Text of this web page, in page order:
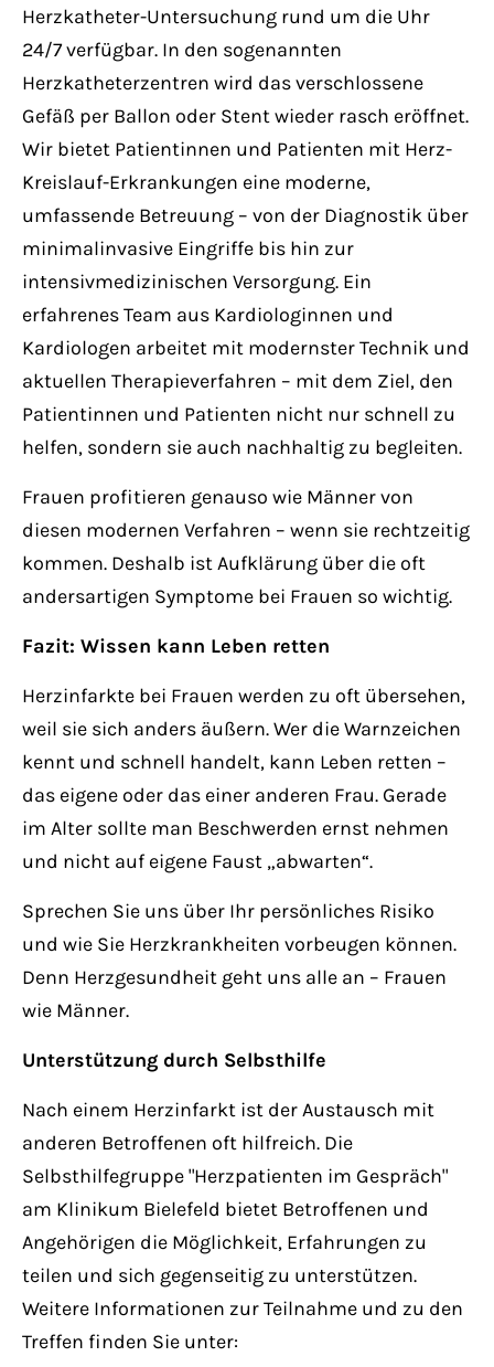
Herzkatheter-Untersuchung rund um die Uhr
24/7 verfügbar. In den sogenannten
Herzkatheterzentren wird das verschlossene
Gefäß per Ballon oder Stent wieder rasch eröffnet.
Wir bietet Patientinnen und Patienten mit Herz-
Kreislauf-Erkrankungen eine moderne,
umfassende Betreuung – von der Diagnostik über
minimalinvasive Eingriffe bis hin zur
intensivmedizinischen Versorgung. Ein
erfahrenes Team aus Kardiologinnen und
Kardiologen arbeitet mit modernster Technik und
aktuellen Therapieverfahren – mit dem Ziel, den
Patientinnen und Patienten nicht nur schnell zu
helfen, sondern sie auch nachhaltig zu begleiten.
Frauen profitieren genauso wie Männer von
diesen modernen Verfahren – wenn sie rechtzeitig
kommen. Deshalb ist Aufklärung über die oft
andersartigen Symptome bei Frauen so wichtig.
Fazit: Wissen kann Leben retten
Herzinfarkte bei Frauen werden zu oft übersehen,
weil sie sich anders äußern. Wer die Warnzeichen
kennt und schnell handelt, kann Leben retten –
das eigene oder das einer anderen Frau. Gerade
im Alter sollte man Beschwerden ernst nehmen
und nicht auf eigene Faust „abwarten“.
Sprechen Sie uns über Ihr persönliches Risiko
und wie Sie Herzkrankheiten vorbeugen können.
Denn Herzgesundheit geht uns alle an – Frauen
wie Männer.
Unterstützung durch Selbsthilfe
Nach einem Herzinfarkt ist der Austausch mit
anderen Betroffenen oft hilfreich. Die
Selbsthilfegruppe "Herzpatienten im Gespräch"
am Klinikum Bielefeld bietet Betroffenen und
Angehörigen die Möglichkeit, Erfahrungen zu
teilen und sich gegenseitig zu unterstützen.
Weitere Informationen zur Teilnahme und zu den
Treffen finden Sie unter: